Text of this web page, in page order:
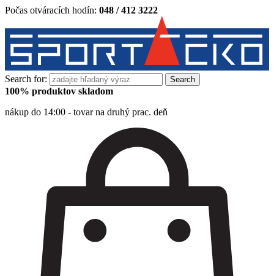
Počas otváracích hodín: 048 / 412 3222
Search for:
100% produktov skladom
nákup do 14:00 - tovar na druhý prac. deň